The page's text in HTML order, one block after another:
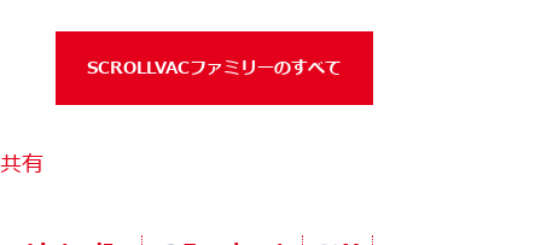
SCROLLVACファミリーのすべて
共有